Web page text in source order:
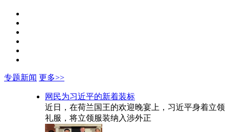
专题新闻 更多>>
网民为习近平的新着装标
近日，在荷兰国王的欢迎晚宴上，习近平身着立领
礼服，将立领服装纳入涉外正